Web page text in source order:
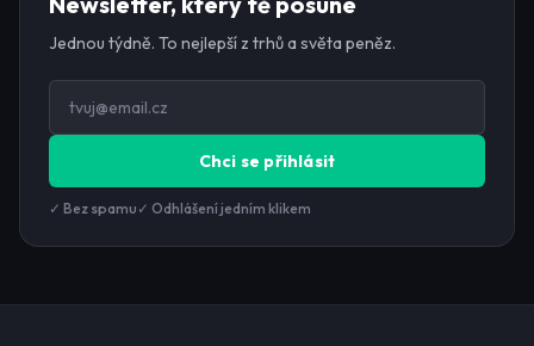
Jednou týdně. To nejlepší z trhů a světa peněz.
Chci se přihlásit
✓ Bez spamu ✓ Odhlášení jedním klikem